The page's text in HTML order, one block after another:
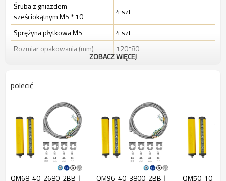
Śruba z gniazdem
sześciokątnym M5 * 10
4 szt
Sprężyna płytkowa M5
4 szt
Rozmiar opakowania (mm)
120*80
Podstawowe informacje o akcesoriach instalacyjnych
Numer produktu
Kontrola jakości-03
Materiał
Nakrętka wypukła
Niklowanie żelaza
Śruba z gniazdem
sześciokątnym
Czernienie żelaza
Sprężyna płytkowa M4 Niklowanie żelaza
ZOBACZ WIĘCEJ
polecić
QM68-40-2680-2BB｜ QM96-40-3800-2BB｜ QM50-10-